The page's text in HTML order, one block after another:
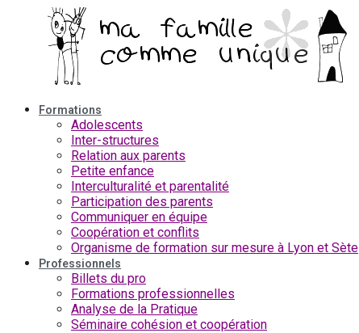
contenu
Formations
Adolescents
Inter-structures
Relation aux parents
Petite enfance
Interculturalité et parentalité
Participation des parents
Communiquer en équipe
Coopération et conflits
Organisme de formation sur mesure à Lyon et Sète
Professionnels
Billets du pro
Formations professionnelles
Analyse de la Pratique
Séminaire cohésion et coopération